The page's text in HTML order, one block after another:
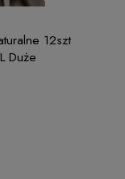
12szt
Duże